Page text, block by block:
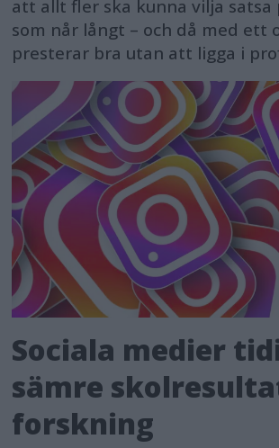
att allt fler ska kunna vilja satsa
som når långt – och då med ett
presterar bra utan att ligga i
Sociala medier
sämre
forskning